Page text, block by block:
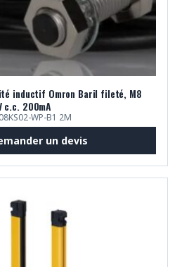
inductif Omron Baril fileté, M8
c.c. 200mA
WP-B1 2M
un devis